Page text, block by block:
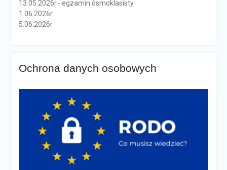
13.05.2026r.- egzamin ósmoklasisty
1.06.2026r.
5.06.2026r.
Ochrona danych osobowych